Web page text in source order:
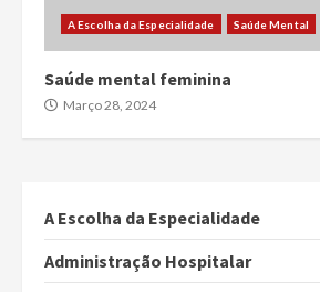
A Escolha da Especialidade Saúde Mental
Saúde mental feminina
Março 28, 2024
A Escolha da Especialidade
Administração Hospitalar